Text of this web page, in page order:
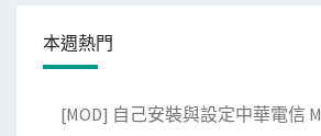
本週熱門
[MOD] 自己安裝與設定中華電信